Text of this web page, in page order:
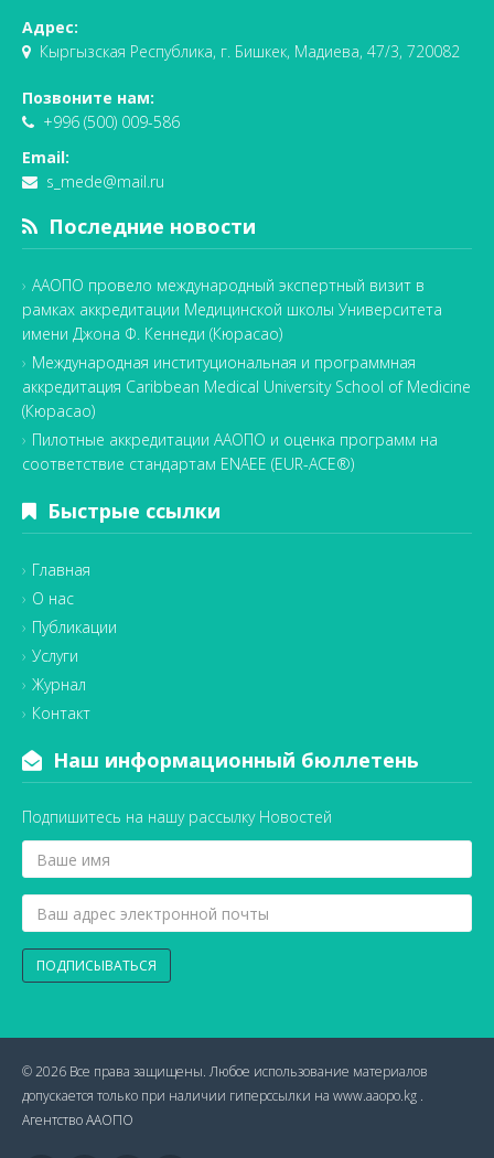
Адрес:
Кыргызская Республика, г. Бишкек, Мадиева, 47/3, 720082
Позвоните нам:
+996 (500) 009-586
Email:
s_mede@mail.ru
Последние новости
ААОПО провело международный экспертный визит в
рамках аккредитации Медицинской школы Университета
имени Джона Ф. Кеннеди (Кюрасао)
Международная институциональная и программная
аккредитация Caribbean Medical University School of Medicine
(Кюрасао)
Пилотные аккредитации ААОПО и оценка программ на
соответствие стандартам ENAEE (EUR-ACE®)
Быстрые ссылки
Главная
О нас
Публикации
Услуги
Журнал
Контакт
Наш информационный бюллетень
Подпишитесь на нашу рассылку Новостей
ПОДПИСЫВАТЬСЯ
© 2026 Все права защищены. Любое использование материалов
допускается только при наличии гиперссылки на www.aaopo.kg .
Агентство ААОПО